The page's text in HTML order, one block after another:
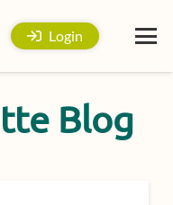
Login
Blog